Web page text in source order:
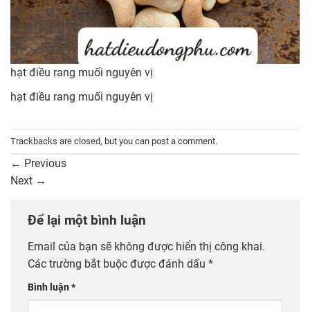
hạt điều rang muối nguyên vị
hạt điều rang muối nguyên vị
Trackbacks are closed, but you can post a comment.
← Previous
Next →
Để lại một bình luận
Email của bạn sẽ không được hiển thị công khai.
Các trường bắt buộc được đánh dấu *
Bình luận*